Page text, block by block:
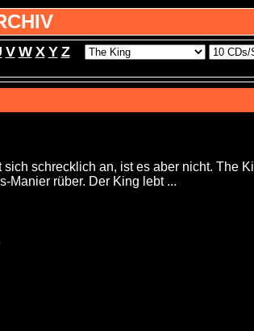
V W X Y Z
schrecklich an, ist es aber nicht. The
Manier rüber. Der King lebt ...